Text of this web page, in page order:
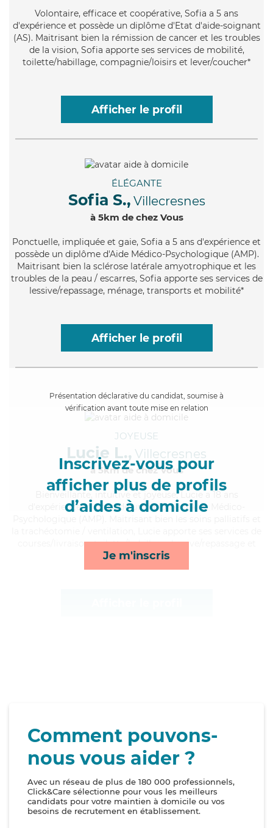
Volontaire, efficace et coopérative, Sofia a 5 ans
d'expérience et possède un diplôme d'Etat d'aide-soignant
(AS). Maitrisant bien la rémission de cancer et les troubles
de la vision, Sofia apporte ses services de mobilité,
toilette/habillage, compagnie/loisirs et lever/coucher*
Afficher le profil
ÉLÉGANTE
Sofia S., Villecresnes
à 5km de chez Vous
Ponctuelle, impliquée et gaie, Sofia a 5 ans d'expérience et
possède un diplôme d'Aide Médico-Psychologique (AMP).
Maitrisant bien la sclérose latérale amyotrophique et les
troubles de la peau / escarres, Sofia apporte ses services de
lessive/repassage, ménage, transports et mobilité*
Afficher le profil
Présentation déclarative du candidat, soumise à
vérification avant toute mise en relation
Inscrivez-vous pour
afficher plus de profils
d’aides à domicile
Je m'inscris
JOYEUSE
Lucie L., Villecresnes
à 5km de chez Vous
, intuitive et joyeuse, Lucie a 18 ans
d'expérience et possède un diplôme d'Aide Médico-
courses/livraison, toilette/habillage, lessive/repassage et
lever/coucher*
Comment pouvons-
nous vous aider ?
Avec un réseau de plus de 180 000 professionnels,
Click&Care sélectionne pour vous les meilleurs
candidats pour votre maintien à domicile ou vos
besoins de recrutement en établissement.